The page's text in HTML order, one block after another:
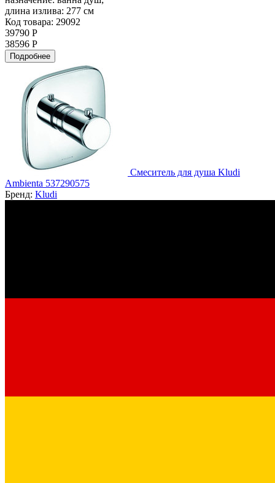
длина излива: 277 см
Код товара: 29092
39790 Р
38596 Р
Подробнее
Смеситель для душа Kludi
Ambienta 537290575
Бренд: Kludi